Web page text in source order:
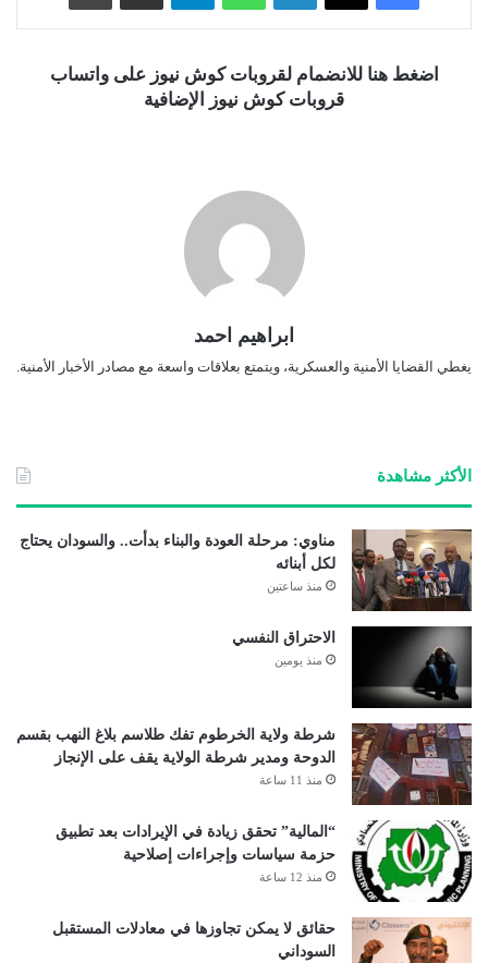
اضغط هنا للانضمام لقروبات كوش نيوز على واتساب
قروبات كوش نيوز الإضافية
ابراهيم احمد
يغطي القضايا الأمنية والعسكرية، ويتمتع بعلاقات واسعة مع مصادر الأخبار الأمنية.
الأكثر مشاهدة
مناوي: مرحلة العودة والبناء بدأت.. والسودان يحتاج
لكل أبنائه
منذ ساعتين
الاحتراق النفسي
منذ يومين
شرطة ولاية الخرطوم تفك طلاسم بلاغ النهب بقسم
الدوحة ومدير شرطة الولاية يقف على الإنجاز
منذ 11 ساعة
“المالية” تحقق زيادة في الإيرادات بعد تطبيق
حزمة سياسات وإجراءات إصلاحية
منذ 12 ساعة
حقائق لا يمكن تجاوزها في معادلات المستقبل
السوداني